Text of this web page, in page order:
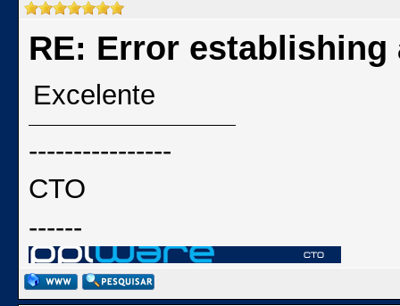
RE: Error
Excelente
----------------
CTO
------